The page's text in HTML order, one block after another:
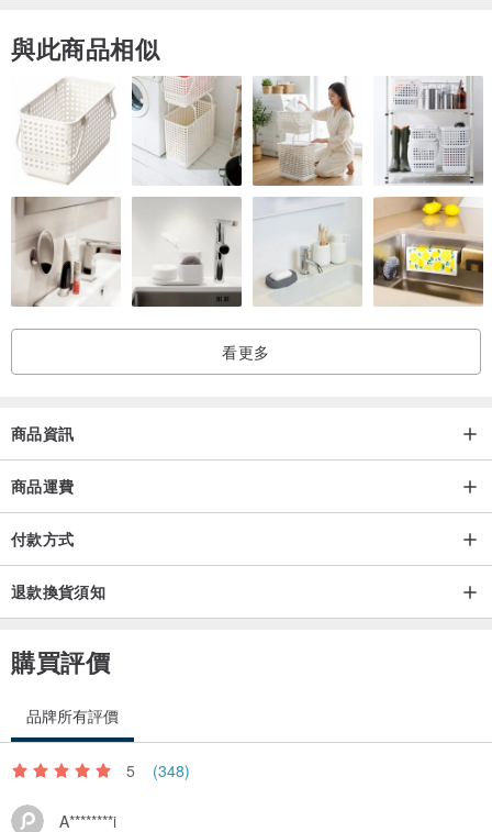
●商品說明
顏色：黃色
材質：棉織帶、Nylon100%
袋口方式：YKK尼龍拉鏈
☑ 內拉鍊袋 ☑ 內置物袋
包款功能: 肩背
●尺寸表
重量：182g
因每個人測量方式而不同，誤差會在2-3cm內為正常值範圍。
●緹花織畫布保養方式:
(1)請勿水洗及洗衣機中清洗，避免浸泡洗滌。
(2)請勿乾洗及酒精等揮發性溶劑擦拭與清潔，以免造成顏色、材質變
化。
部擦拭，再以白棉布沾水清潔，最後使用乾白棉布擦乾。
●購買前，請先閱讀購物需知。
產地/製造方式
與此商品相似
看更多
商品資訊
商品運費
付款方式
退款換貨須知
購買評價
品牌所有評價
5 (348)
A********i